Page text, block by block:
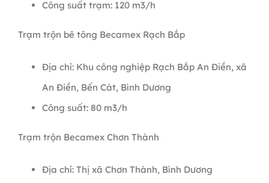
Công suất trạm: 120 m3/h
Trạm trộn bê tông Becamex Rạch Bắp
Địa chỉ: Khu công nghiệp Rạch Bắp An Điền, xã
An Điền, Bến Cát, Bình Dương
Công suất: 80 m3/h
Trạm trộn Becamex Chơn Thành
Địa chỉ: Thị xã Chơn Thành, Bình Dương